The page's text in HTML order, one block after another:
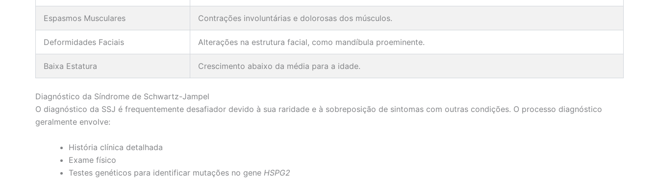
Espasmos Musculares Contrações involuntárias e dolorosas dos músculos.
Deformidades Faciais Alterações na estrutura facial, como mandíbula proeminente.
Baixa Estatura Crescimento abaixo da média para a idade.
Diagnóstico da Síndrome de Schwartz-Jampel
O diagnóstico da SSJ é frequentemente desafiador devido à sua raridade e à sobreposição de sintomas com outras condições. O processo diagnóstico
geralmente envolve:
História clínica detalhada
Exame físico
Testes genéticos para identificar mutações no gene HSPG2